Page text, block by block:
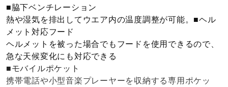
アウトドア／レイン
サポーター
■脇下ベンチレーション
熱や湿気を排出してウエア内の温度調整が可能。■ヘル
メット対応フード
ヘルメットを被った場合でもフードを使用できるので、
急な天候変化にも対応できる
■モバイルポケット
携帯電話や小型音楽プレーヤーを収納する専用ポケッ